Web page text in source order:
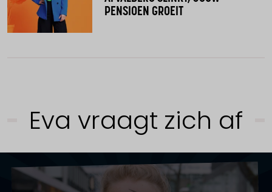
PENSIOEN GROEIT
Eva vraagt zich af